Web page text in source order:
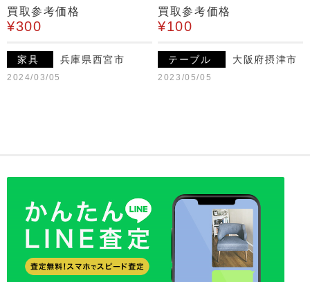
買取参考価格
¥300
家具 兵庫県西宮市
2024/03/05
買取参考価格
¥100
テーブル 大阪府摂津市
2023/05/05